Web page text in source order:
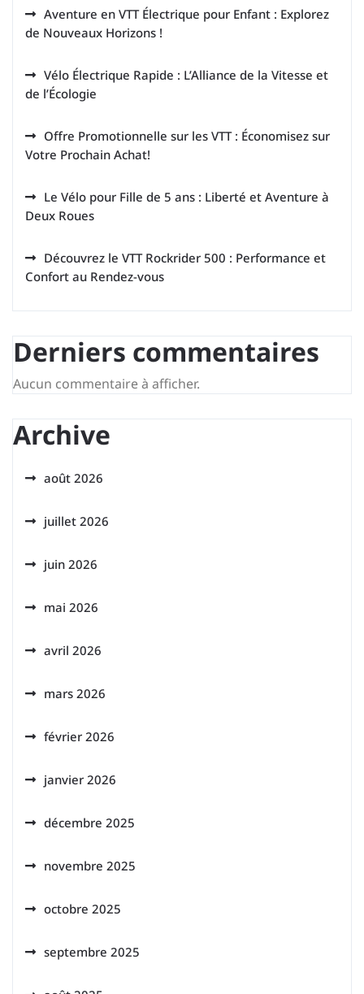
Aventure en VTT Électrique pour Enfant : Explorez
de Nouveaux Horizons !
Vélo Électrique Rapide : L’Alliance de la Vitesse et
de l’Écologie
Offre Promotionnelle sur les VTT : Économisez sur
Votre Prochain Achat!
Le Vélo pour Fille de 5 ans : Liberté et Aventure à
Deux Roues
Découvrez le VTT Rockrider 500 : Performance et
Confort au Rendez-vous
Derniers commentaires
Aucun commentaire à afficher.
Archive
août 2026
juillet 2026
juin 2026
mai 2026
avril 2026
mars 2026
février 2026
janvier 2026
décembre 2025
novembre 2025
octobre 2025
septembre 2025